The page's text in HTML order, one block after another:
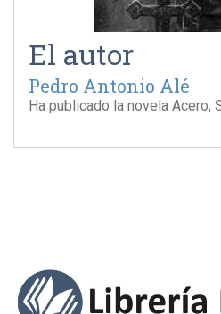
El autor
Pedro Antonio Alé
Ha publicado la novela Acero,